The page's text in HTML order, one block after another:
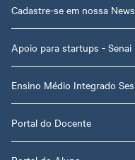
Cadastre-se em nossa
Apoio para startups - Senai
Ensino Médio Integrado
Portal do Docente